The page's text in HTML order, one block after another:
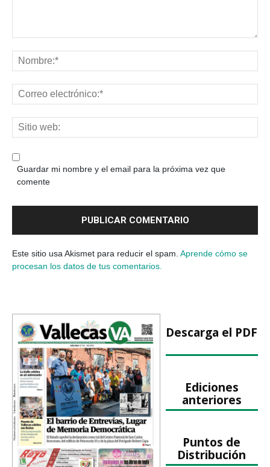
Guardar mi nombre y el email para la próxima vez que
comente
Este sitio usa Akismet para reducir el spam. Aprende cómo se
procesan los datos de tus comentarios.
Descarga el PDF
Ediciones
anteriores
Puntos de
Distribución